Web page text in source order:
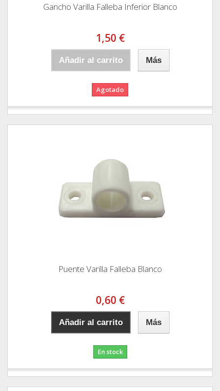
Gancho Varilla Falleba Inferior Blanco
1,50 €
Añadir al carrito Más
Agotado
Puente Varilla Falleba Blanco
0,60 €
Añadir al carrito Más
En stock